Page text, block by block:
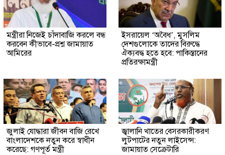
মন্ত্রীরা নিজেই চাঁদাবাজি করলে বন্ধ
করবেন কীভাবে-প্রশ্ন জামায়াত
আমিরের
ইসরায়েল ‘অবৈধ’, মুসলিম
দেশগুলোকে তাদের বিরুদ্ধে
ঐক্যবদ্ধ হতে হবে: পাকিস্তানের
প্রতিরক্ষামন্ত্রী
জুলাই যোদ্ধারা জীবন বাজি রেখে
বাংলাদেশকে নতুন করে স্বাধীন
করেছে: গণপূর্ত মন্ত্রী
জ্বালানি খাতের বেসরকারীকরণ
লুটপাটের নতুন লাইসেন্স:
জামায়াত সেক্রেটারি